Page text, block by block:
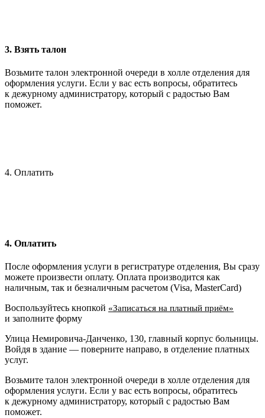
3. Взять талон
Возьмите талон электронной очереди в холле отделения для
оформления услуги. Если у вас есть вопросы, обратитесь
к дежурному администратору, который с радостью Вам
поможет.
4. Оплатить
4. Оплатить
После оформления услуги в регистратуре отделения, Вы сразу
можете произвести оплату. Оплата производится как
наличным, так и безналичным расчетом (Visa, MasterCard)
Воспользуйтесь кнопкой «Записаться на платный приём»
и заполните форму
Улица Немировича-Данченко, 130, главный корпус больницы.
Войдя в здание — поверните направо, в отделение платных
услуг.
Возьмите талон электронной очереди в холле отделения для
оформления услуги. Если у вас есть вопросы, обратитесь
к дежурному администратору, который с радостью Вам
поможет.